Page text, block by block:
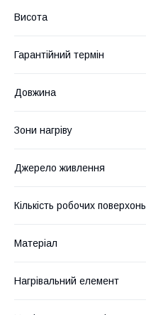
Висота
Гарантійний термін
Довжина
Зони нагріву
Джерело живлення
Кількість робочих поверхонь
Матеріал
Нагрівальний елемент